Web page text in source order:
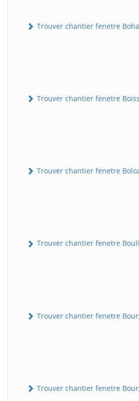
Trouver chantier fenetre
Trouver chantier fenetre
Trouver chantier fenetre
Trouver chantier fenetre
Trouver chantier fenetre
Trouver chantier fenetre